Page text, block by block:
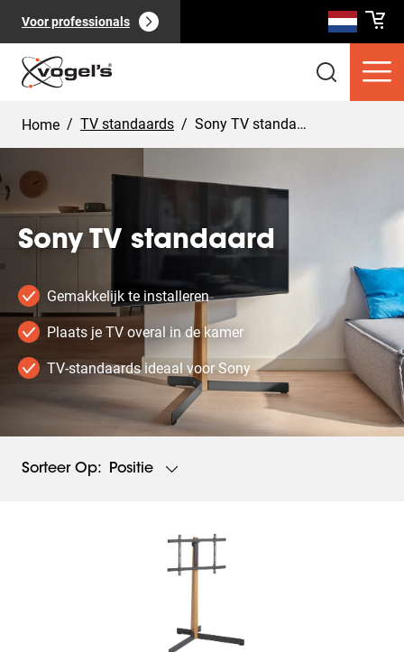
Voor professionals
Consumentenproducten (0):
Pagina's(0): Bekijk alles
Home / TV standaards / Sony TV standaard
Sony TV standaard
Gemakkelijk te installeren
Plaats je TV overal in de kamer
TV-standaards ideaal voor Sony
Sorteer Op: Positie